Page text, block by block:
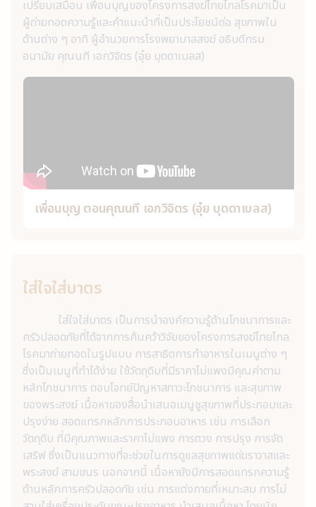
เปรียบเสมือน เพื่อนบุญของโครงการสงฆ์ไทยไกลโรคมาเป็น
ผู้ถ่ายทอดความรู้และคำแนะนำที่เป็นประโยชน์ต่อ สุขภาพใน
ด้านต่าง ๆ อาทิ ผู้อำนวยการโรงพยาบาลสงฆ์ อธิบดีกรม
อนามัย คุณนที เอกวิจิตร (อุ๋ย บุดดาเบลส)
เพื่อนบุญ ตอนคุณนที เอกวิจิตร (อุ๋ย บุดดาเบลส)
ใส่ใจใส่บาตร
ใส่ใจใส่บาตร เป็นการนำองค์ความรู้ด้านโภชนาการและ
ครัวปลอดภัยที่ได้จากการค้นคว้าวิจัยของโครงการสงฆ์ไทยไกล
โรคมาถ่ายทอดในรูปแบบ การสาธิตการทำอาหารในเมนูต่าง ๆ
ซึ่งเป็นเมนูที่ทำได้ง่าย ใช้วัตถุดิบที่มีราคาไม่แพงมีคุณค่าตาม
หลักโภชนาการ ตอบโจทย์ปัญหาสภาวะโภชนาการ และสุขภาพ
ของพระสงฆ์ เนื้อหาของสื่อนำเสนอเมนูชูสุขภาพที่ประกอบและ
ปรุงง่าย สอดแทรกหลักการประกอบอาหาร เช่น การเลือก
วัตถุดิบ ที่มีคุณภาพและราคาไม่แพง การตวง การปรุง การจัด
เสริฟ ซึ่งเป็นแนวทางที่จะช่วยในการดูแลสุขภาพแด่ฆราวาสและ
พระสงฆ์ สามเณร นอกจากนี้ เนื้อหายังมีการสอดแทรกความรู้
ด้านหลักการครัวปลอดภัย เช่น การแต่งกายที่เหมาะสม การไม่